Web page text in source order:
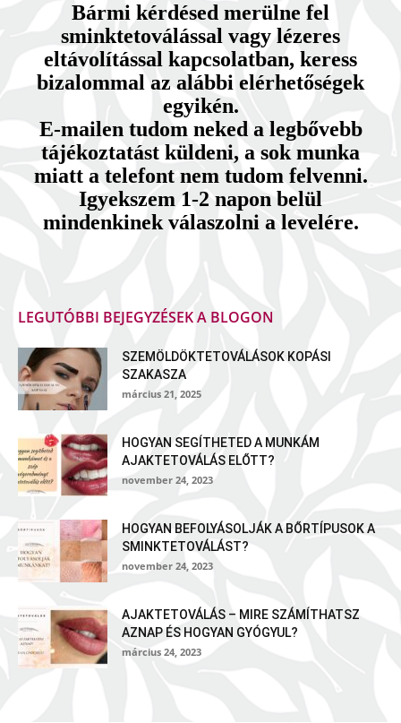
Bármi kérdésed merülne fel
sminktetoválással vagy lézeres
eltávolítással kapcsolatban, keress
bizalommal az alábbi elérhetőségek
egyikén.
E-mailen tudom neked a legbővebb
tájékoztatást küldeni, a sok munka
miatt a telefont nem tudom felvenni.
Igyekszem 1-2 napon belül
mindenkinek válaszolni a levelére.
LEGUTÓBBI BEJEGYZÉSEK A BLOGON
SZEMÖLDÖKTETOVÁLÁSOK KOPÁSI
SZAKASZA
március 21, 2025
HOGYAN SEGÍTHETED A MUNKÁM
AJAKTETOVÁLÁS ELŐTT?
november 24, 2023
HOGYAN BEFOLYÁSOLJÁK A BŐRTÍPUSOK A
SMINKTETOVÁLÁST?
november 24, 2023
AJAKTETOVÁLÁS – MIRE SZÁMÍTHATSZ
AZNAP ÉS HOGYAN GYÓGYUL?
március 24, 2023